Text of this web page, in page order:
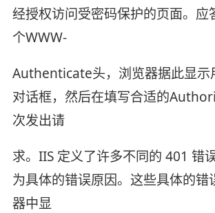
经授权访问受密码保护的页面。应
个WWW-
Authenticate头，浏览器据此显示
对话框，然后在填写合适的
次发出请
求。IIS 定义了许多不同的 401 错
为具体的错误原因。这些具体的错
器中显